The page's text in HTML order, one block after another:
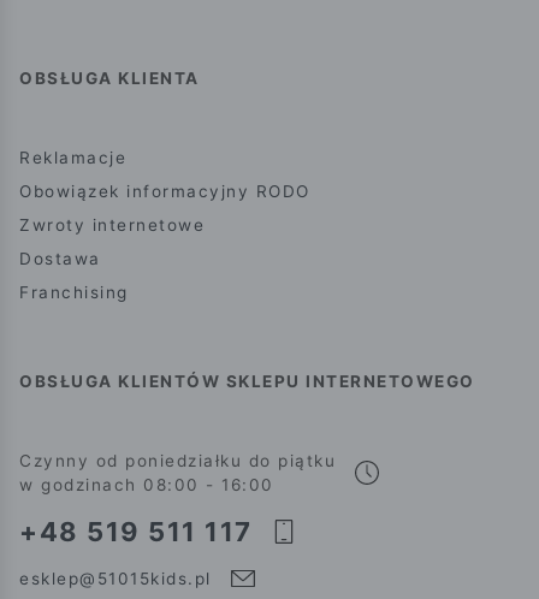
OBSŁUGA KLIENTA
Reklamacje
Obowiązek informacyjny RODO
Zwroty internetowe
Dostawa
Franchising
OBSŁUGA KLIENTÓW SKLEPU INTERNETOWEGO
Czynny od poniedziałku do piątku
w godzinach 08:00 - 16:00
+48 519 511 117
esklep@51015kids.pl